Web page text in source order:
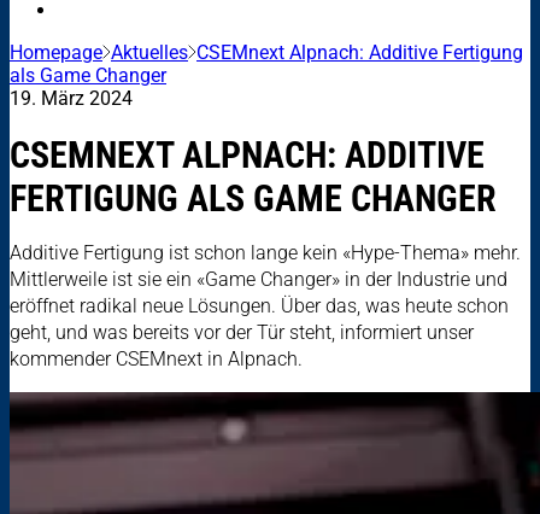
Homepage Aktuelles CSEMnext Alpnach: Additive Fertigung
als Game Changer
19. März 2024
CSEMNEXT ALPNACH: ADDITIVE
FERTIGUNG ALS GAME CHANGER
Additive Fertigung ist schon lange kein «Hype-Thema» mehr.
Mittlerweile ist sie ein «Game Changer» in der Industrie und
eröffnet radikal neue Lösungen. Über das, was heute schon
geht, und was bereits vor der Tür steht, informiert unser
kommender CSEMnext in Alpnach.